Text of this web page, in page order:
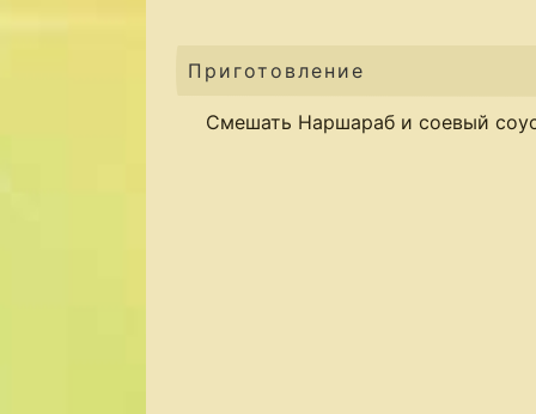
Приготовление
Смешать Наршараб и соевый